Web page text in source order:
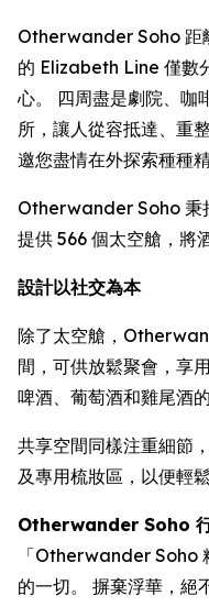
Otherwander Soho 距
的 Elizabeth Line 僅數
心。 四周盡是劇院、咖
所，讓人從容抵達、重
邀您盡情在外探索種種
Otherwander Soho 秉
提供 566 個太空艙，將
設計以社交為本
除了太空艙，
間，可供放鬆聚會，享
啤酒、葡萄酒和雞尾酒
共享空間同樣注重細節
及專用梳妝區，以便輕
Otherwander Soho
「Otherwander Soho
的一切。 摒棄浮華，絕